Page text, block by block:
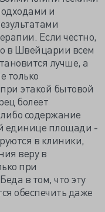
и
Если честно,
в Швейцарии всем
лучше, а
только
этакой бытовой
болеет
содержание
единице площади -
в клиники,
веру в
при
в том, что эту
обеспечить даже